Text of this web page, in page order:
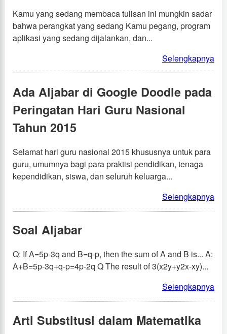
Kamu yang sedang membaca tulisan ini mungkin sadar
bahwa perangkat yang sedang Kamu pegang, program
aplikasi yang sedang dijalankan, dan...
Selengkapnya
Ada Aljabar di Google Doodle pada
Peringatan Hari Guru Nasional
Tahun 2015
Selamat hari guru nasional 2015 khususnya untuk para
guru, umumnya bagi para praktisi pendidikan, tenaga
kependidikan, siswa, dan seluruh keluarga...
Selengkapnya
Soal Aljabar
Q: If A=5p-3q and B=q-p, then the sum of A and B is... A:
A+B=5p-3q+q-p=4p-2q Q The result of 3(x2y+y2x-xy)...
Selengkapnya
Arti Substitusi dalam Matematika